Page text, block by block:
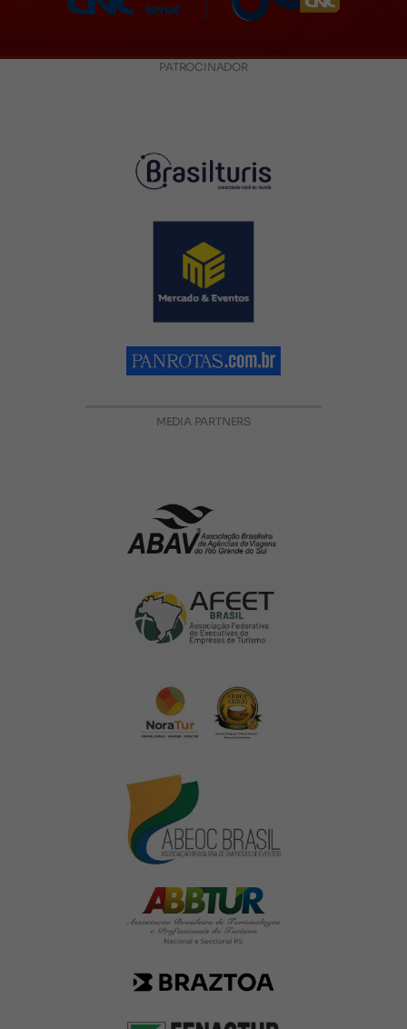
PATROCINADOR
MEDIA PARTNERS